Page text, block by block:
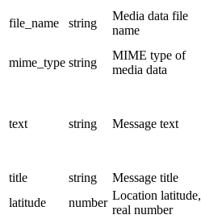
file_name string
Media data file
name
mime_type string
MIME type of
media data
text string Message text
title
string Message title
latitude
number
Location latitude,
real number